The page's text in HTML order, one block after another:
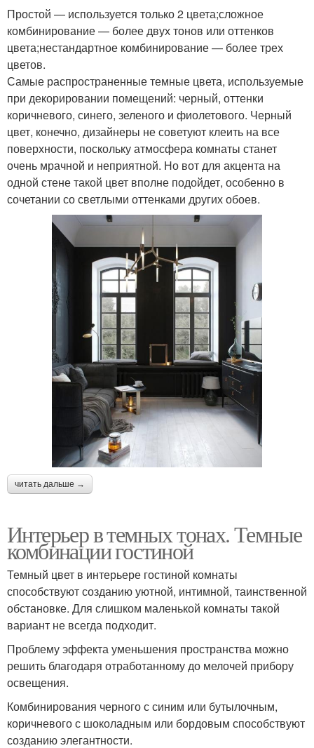
Простой — используется только 2 цвета;сложное
комбинирование — более двух тонов или оттенков
цвета;нестандартное комбинирование — более трех
цветов.
Самые распространенные темные цвета, используемые
при декорировании помещений: черный, оттенки
коричневого, синего, зеленого и фиолетового. Черный
цвет, конечно, дизайнеры не советуют клеить на все
поверхности, поскольку атмосфера комнаты станет
очень мрачной и неприятной. Но вот для акцента на
одной стене такой цвет вполне подойдет, особенно в
сочетании со светлыми оттенками других обоев.
читать дальше →
Интерьер в темных тонах. Темные
комбинации гостиной
Темный цвет в интерьере гостиной комнаты
способствуют созданию уютной, интимной, таинственной
обстановке. Для слишком маленькой комнаты такой
вариант не всегда подходит.
Проблему эффекта уменьшения пространства можно
решить благодаря отработанному до мелочей прибору
освещения.
Комбинирования черного с синим или бутылочным,
коричневого с шоколадным или бордовым способствуют
созданию элегантности.